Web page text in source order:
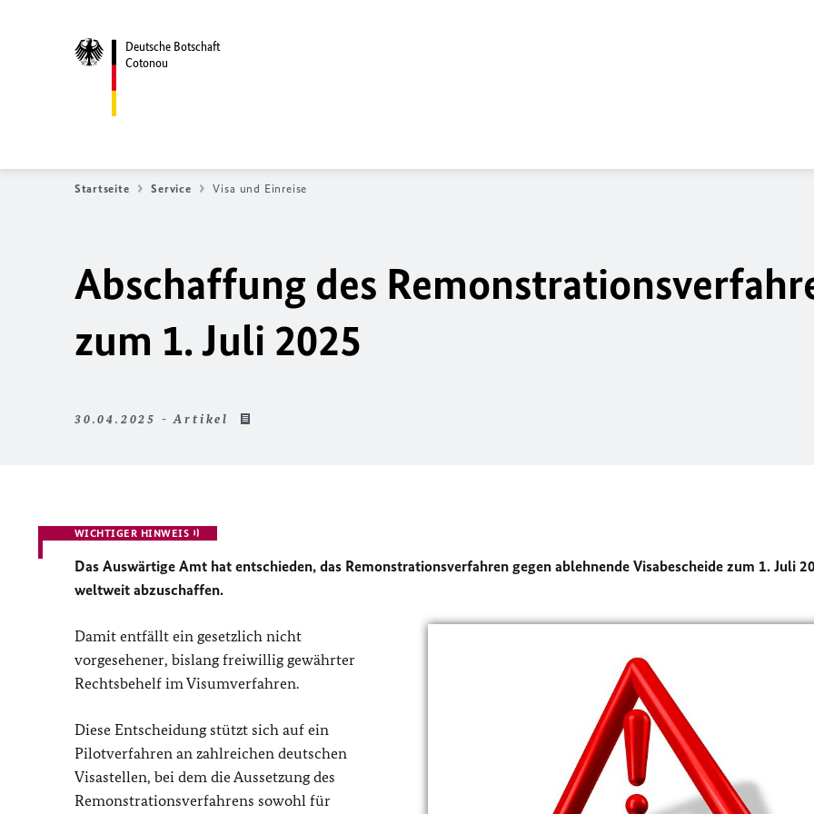
Deutsche Botschaft
Cotonou
Startseite Service Visa und Einreise
Abschaffung des
zum 1. Juli 2025
30.04.2025 - Artikel
WICHTIGER HINWEIS
Das Auswärtige Amt hat entschieden, das Remonstrationsverfahren gegen ablehnende Visabescheide zum 1. Juli
weltweit abzuschaffen.
Damit entfällt ein gesetzlich nicht
vorgesehener, bislang freiwillig gewährter
Rechtsbehelf im Visumverfahren.
Diese Entscheidung stützt sich auf ein
Pilotverfahren an zahlreichen deutschen
Visastellen, bei dem die Aussetzung des
Remonstrationsverfahrens sowohl für